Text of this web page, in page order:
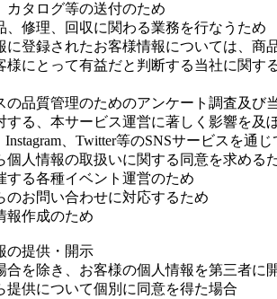
タログ等の送付のため
修理、回収に関わる業務を行なうため
登録されたお客様情報については、商
にとって有益だと判断する当社に関す
品質管理のためのアンケート調査及び
る、本サービス運営に著しく影響を及
Instagram、Twitter等のSNSサービスを
人情報の取扱いに関する同意を求める
る各種イベント運営のため
お問い合わせに対応するため
報作成のため
の提供・開示
合を除き、お客様の個人情報を第三者に
供について個別に同意を得た場合